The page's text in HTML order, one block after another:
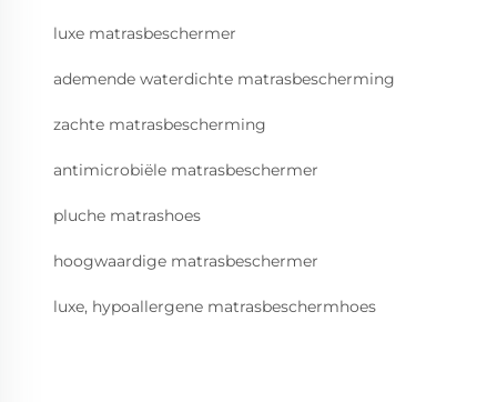
luxe matrasbeschermer
ademende waterdichte matrasbescherming
zachte matrasbescherming
antimicrobiële matrasbeschermer
pluche matrashoes
hoogwaardige matrasbeschermer
luxe, hypoallergene matrasbeschermhoes